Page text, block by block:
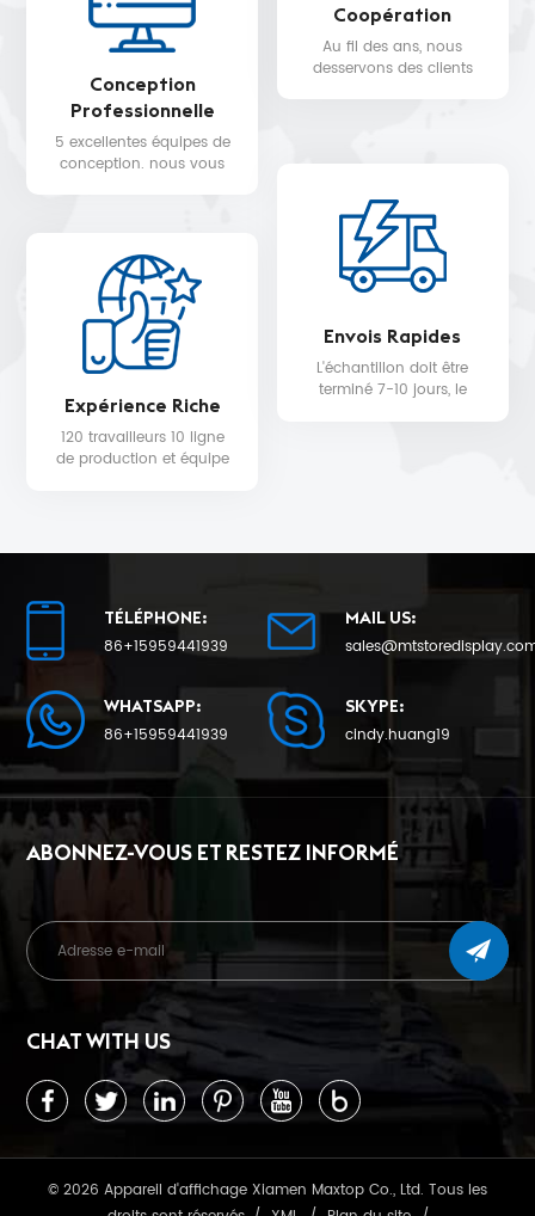
Conception
Professionnelle
5 excellentes équipes de
conception. nous vous
Coopération
Au fil des ans, nous
desservons des clients
Expérience Riche
120 travailleurs 10 ligne
de production et équipe
Envois Rapides
L'échantillon doit être
terminé 7-10 jours, le
TÉLÉPHONE:
86+15959441939
MAIL US:
WHATSAPP:
86+15959441939
SKYPE:
cindy.huang19
ABONNEZ-VOUS ET RESTEZ INFORMÉ
CHAT WITH US
© 2026 Appareil d'affichage Xiamen Maxtop Co., Ltd. Tous les